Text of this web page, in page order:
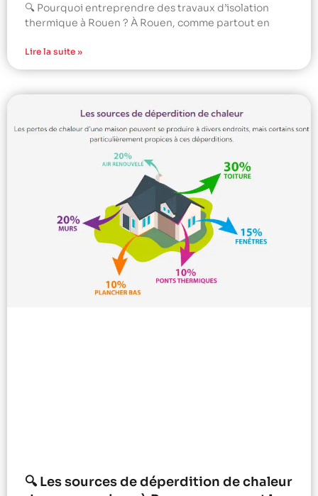
🔍 Pourquoi entreprendre des travaux d’isolation
thermique à Rouen ? À Rouen, comme partout en
Lire la suite »
🔍 Les sources de déperdition de chaleur